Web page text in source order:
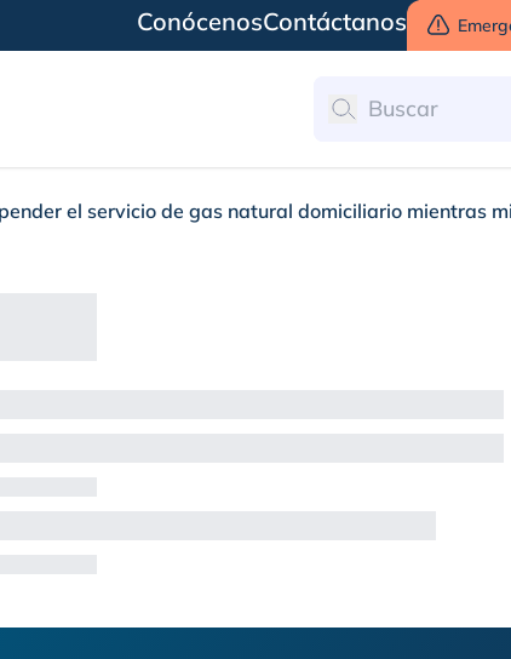
ConócenosContáctanos
el servicio de gas natural domiciliario mientras